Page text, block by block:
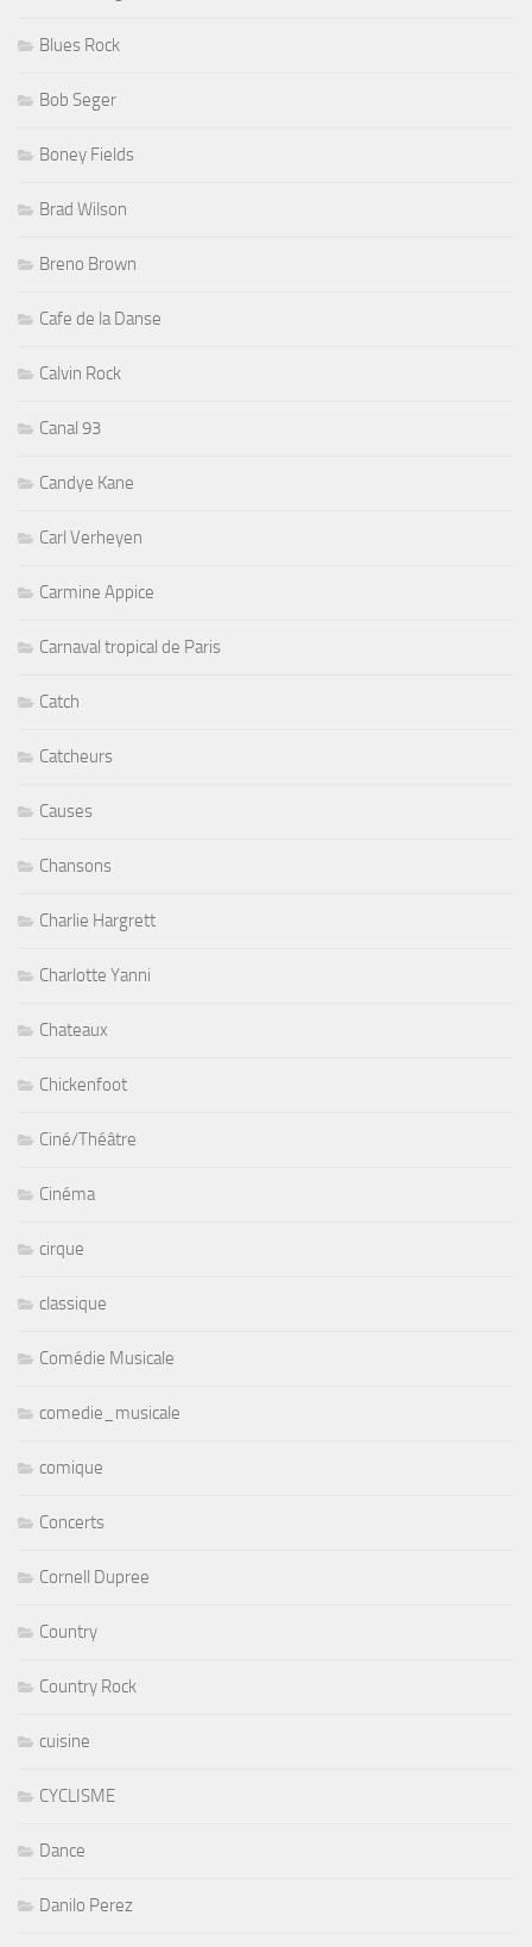
Blues Rock
Bob Seger
Boney Fields
Brad Wilson
Breno Brown
Cafe de la Danse
Calvin Rock
Canal 93
Candye Kane
Carl Verheyen
Carmine Appice
Carnaval tropical de Paris
Catch
Catcheurs
Causes
Chansons
Charlie Hargrett
Charlotte Yanni
Chateaux
Chickenfoot
Ciné/Théâtre
Cinéma
cirque
classique
Comédie Musicale
comedie_musicale
comique
Concerts
Cornell Dupree
Country
Country Rock
cuisine
CYCLISME
Dance
Danilo Perez